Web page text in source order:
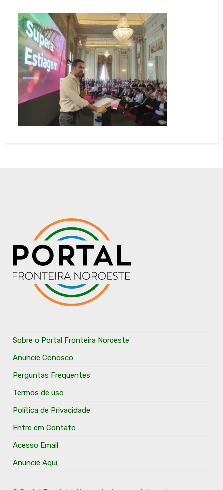
Sobre o Portal Fronteira Noroeste
Anuncie Conosco
Perguntas Frequentes
Termos de uso
Política de Privacidade
Entre em Contato
Acesso Email
Anuncie Aqui